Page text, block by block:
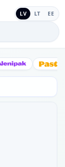
LV LT EE
Venipak